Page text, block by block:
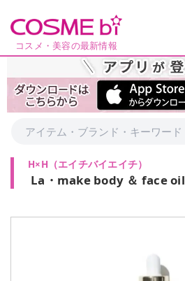
コスメ・美容の最新情報
H×H （エイチバイエイチ）
La・make body ＆ face oil